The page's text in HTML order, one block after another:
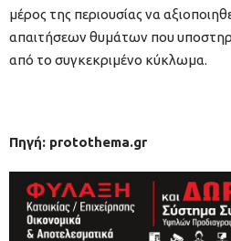
μέρος της περιουσίας να
απαιτήσεων θυμάτων που
από το συγκεκριμένο κύκλωμα.
Πηγή: protothema.gr